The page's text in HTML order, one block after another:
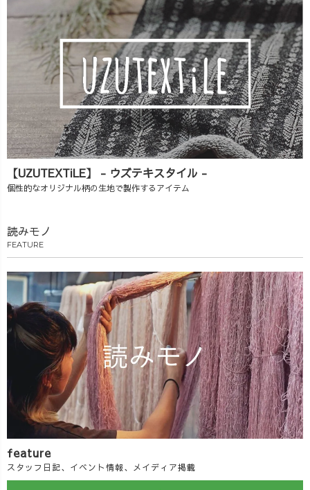
【UZUTEXTiLE】 - ウズテキスタイル -
個性的なオリジナル柄の生地で製作するアイテム
読みモノ
FEATURE
feature
スタッフ日記、イベント情報、メイディア掲載